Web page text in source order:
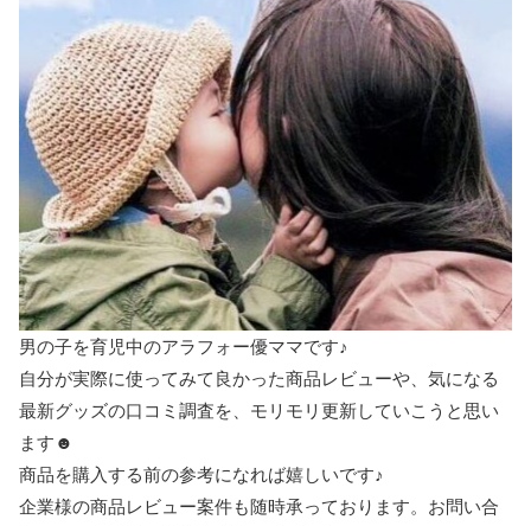
男の子を育児中のアラフォー優ママです♪
自分が実際に使ってみて良かった商品レビューや、気になる
最新グッズの口コミ調査を、モリモリ更新していこうと思い
ます☻
商品を購入する前の参考になれば嬉しいです♪
企業様の商品レビュー案件も随時承っております。お問い合